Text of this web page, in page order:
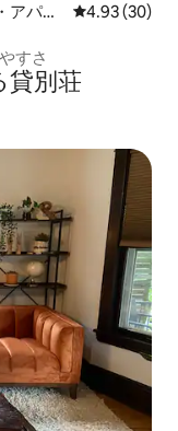
アパー
レビュー30
4.93 (30)
すさ
貸別荘